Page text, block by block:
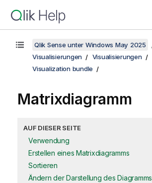
Qlik Sense unter Windows May 2025
Visualisierungen
Visualisierungen
Visualization bundle
Matrixdiagramm
AUF DIESER SEITE
Verwendung
Erstellen eines Matrixdiagramms
Sortieren
Ändern der Darstellung des Diagramms